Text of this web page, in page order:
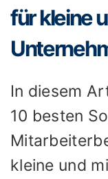
für kleine
In diesem
10 besten
kleine und